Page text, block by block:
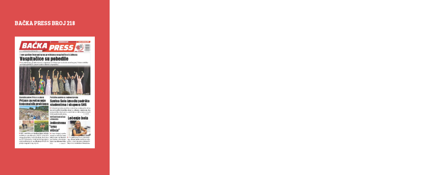
BAČKA PRESS BROJ 218